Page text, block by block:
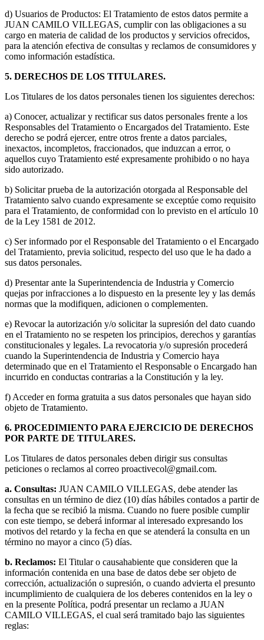
d) Usuarios de Productos: El Tratamiento de estos datos permite a
JUAN CAMILO VILLEGAS, cumplir con las obligaciones a su
cargo en materia de calidad de los productos y servicios ofrecidos,
para la atención efectiva de consultas y reclamos de consumidores y
como información estadística.
5. DERECHOS DE LOS TITULARES.
Los Titulares de los datos personales tienen los siguientes derechos:
a) Conocer, actualizar y rectificar sus datos personales frente a los
Responsables del Tratamiento o Encargados del Tratamiento. Este
derecho se podrá ejercer, entre otros frente a datos parciales,
inexactos, incompletos, fraccionados, que induzcan a error, o
aquellos cuyo Tratamiento esté expresamente prohibido o no haya
sido autorizado.
b) Solicitar prueba de la autorización otorgada al Responsable del
Tratamiento salvo cuando expresamente se exceptúe como requisito
para el Tratamiento, de conformidad con lo previsto en el artículo 10
de la Ley 1581 de 2012.
c) Ser informado por el Responsable del Tratamiento o el Encargado
del Tratamiento, previa solicitud, respecto del uso que le ha dado a
sus datos personales.
d) Presentar ante la Superintendencia de Industria y Comercio
quejas por infracciones a lo dispuesto en la presente ley y las demás
normas que la modifiquen, adicionen o complementen.
e) Revocar la autorización y/o solicitar la supresión del dato cuando
en el Tratamiento no se respeten los principios, derechos y garantías
constitucionales y legales. La revocatoria y/o supresión procederá
cuando la Superintendencia de Industria y Comercio haya
determinado que en el Tratamiento el Responsable o Encargado han
incurrido en conductas contrarias a la Constitución y la ley.
f) Acceder en forma gratuita a sus datos personales que hayan sido
objeto de Tratamiento.
6. PROCEDIMIENTO PARA EJERCICIO DE DERECHOS
POR PARTE DE TITULARES.
Los Titulares de datos personales deben dirigir sus consultas
peticiones o reclamos al correo proactivecol@gmail.com.
a. Consultas: JUAN CAMILO VILLEGAS, debe atender las
consultas en un término de diez (10) días hábiles contados a partir de
la fecha que se recibió la misma. Cuando no fuere posible cumplir
con este tiempo, se deberá informar al interesado expresando los
motivos del retardo y la fecha en que se atenderá la consulta en un
término no mayor a cinco (5) días.
b. Reclamos: El Titular o causahabiente que consideren que la
información contenida en una base de datos debe ser objeto de
corrección, actualización o supresión, o cuando advierta el presunto
incumplimiento de cualquiera de los deberes contenidos en la ley o
en la presente Política, podrá presentar un reclamo a JUAN
CAMILO VILLEGAS, el cual será tramitado bajo las siguientes
reglas: